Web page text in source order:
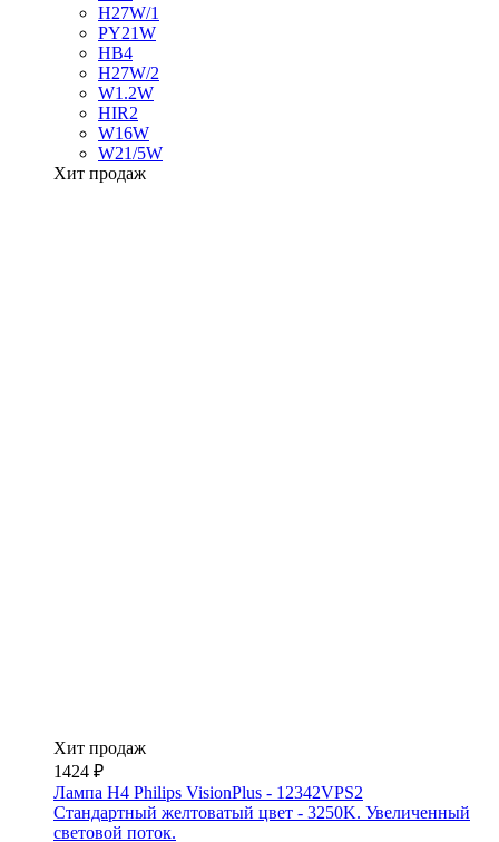
H27W/1
PY21W
HB4
H27W/2
W1.2W
HIR2
W16W
W21/5W
Хит продаж
Хит продаж
1424 ₽
Лампа H4 Philips VisionPlus - 12342VPS2
Стандартный желтоватый цвет - 3250K. Увеличенный
световой поток.